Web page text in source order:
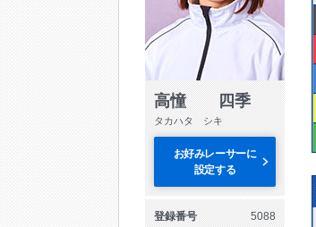
高憧 四季
タカハタ シキ
お好みレーサーに
設定する
登録番号 5088